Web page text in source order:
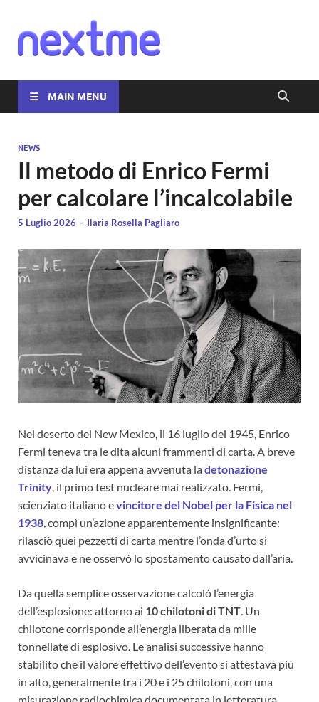
MAIN MENU
NEWS
Il metodo di Enrico Fermi
per calcolare l’incalcolabile
5 Luglio 2026 - Ilaria Rosella Pagliaro
Nel deserto del New Mexico, il 16 luglio del 1945, Enrico
Fermi teneva tra le dita alcuni frammenti di carta. A breve
distanza da lui era appena avvenuta ladetonazione
Trinity , il primo test nucleare mai realizzato. Fermi,
scienziato italiano evincitore del Nobel per la Fisica nel
1938 , compì un’azione apparentemente insignificante:
rilasciò quei pezzetti di carta mentre l’onda d’urto si
avvicinava e ne osservò lo spostamento causato dall’aria.
Da quella semplice osservazione calcolò l’energia
dell’esplosione: attorno ai 10 chilotoni di TNT . Un
chilotone corrisponde all’energia liberata da mille
tonnellate di esplosivo. Le analisi successive hanno
stabilito che il valore effettivo dell’evento si attestava più
in alto, generalmente tra i 20 e i 25 chilotoni, con una
misurazione radiochimica documentata in letteratura